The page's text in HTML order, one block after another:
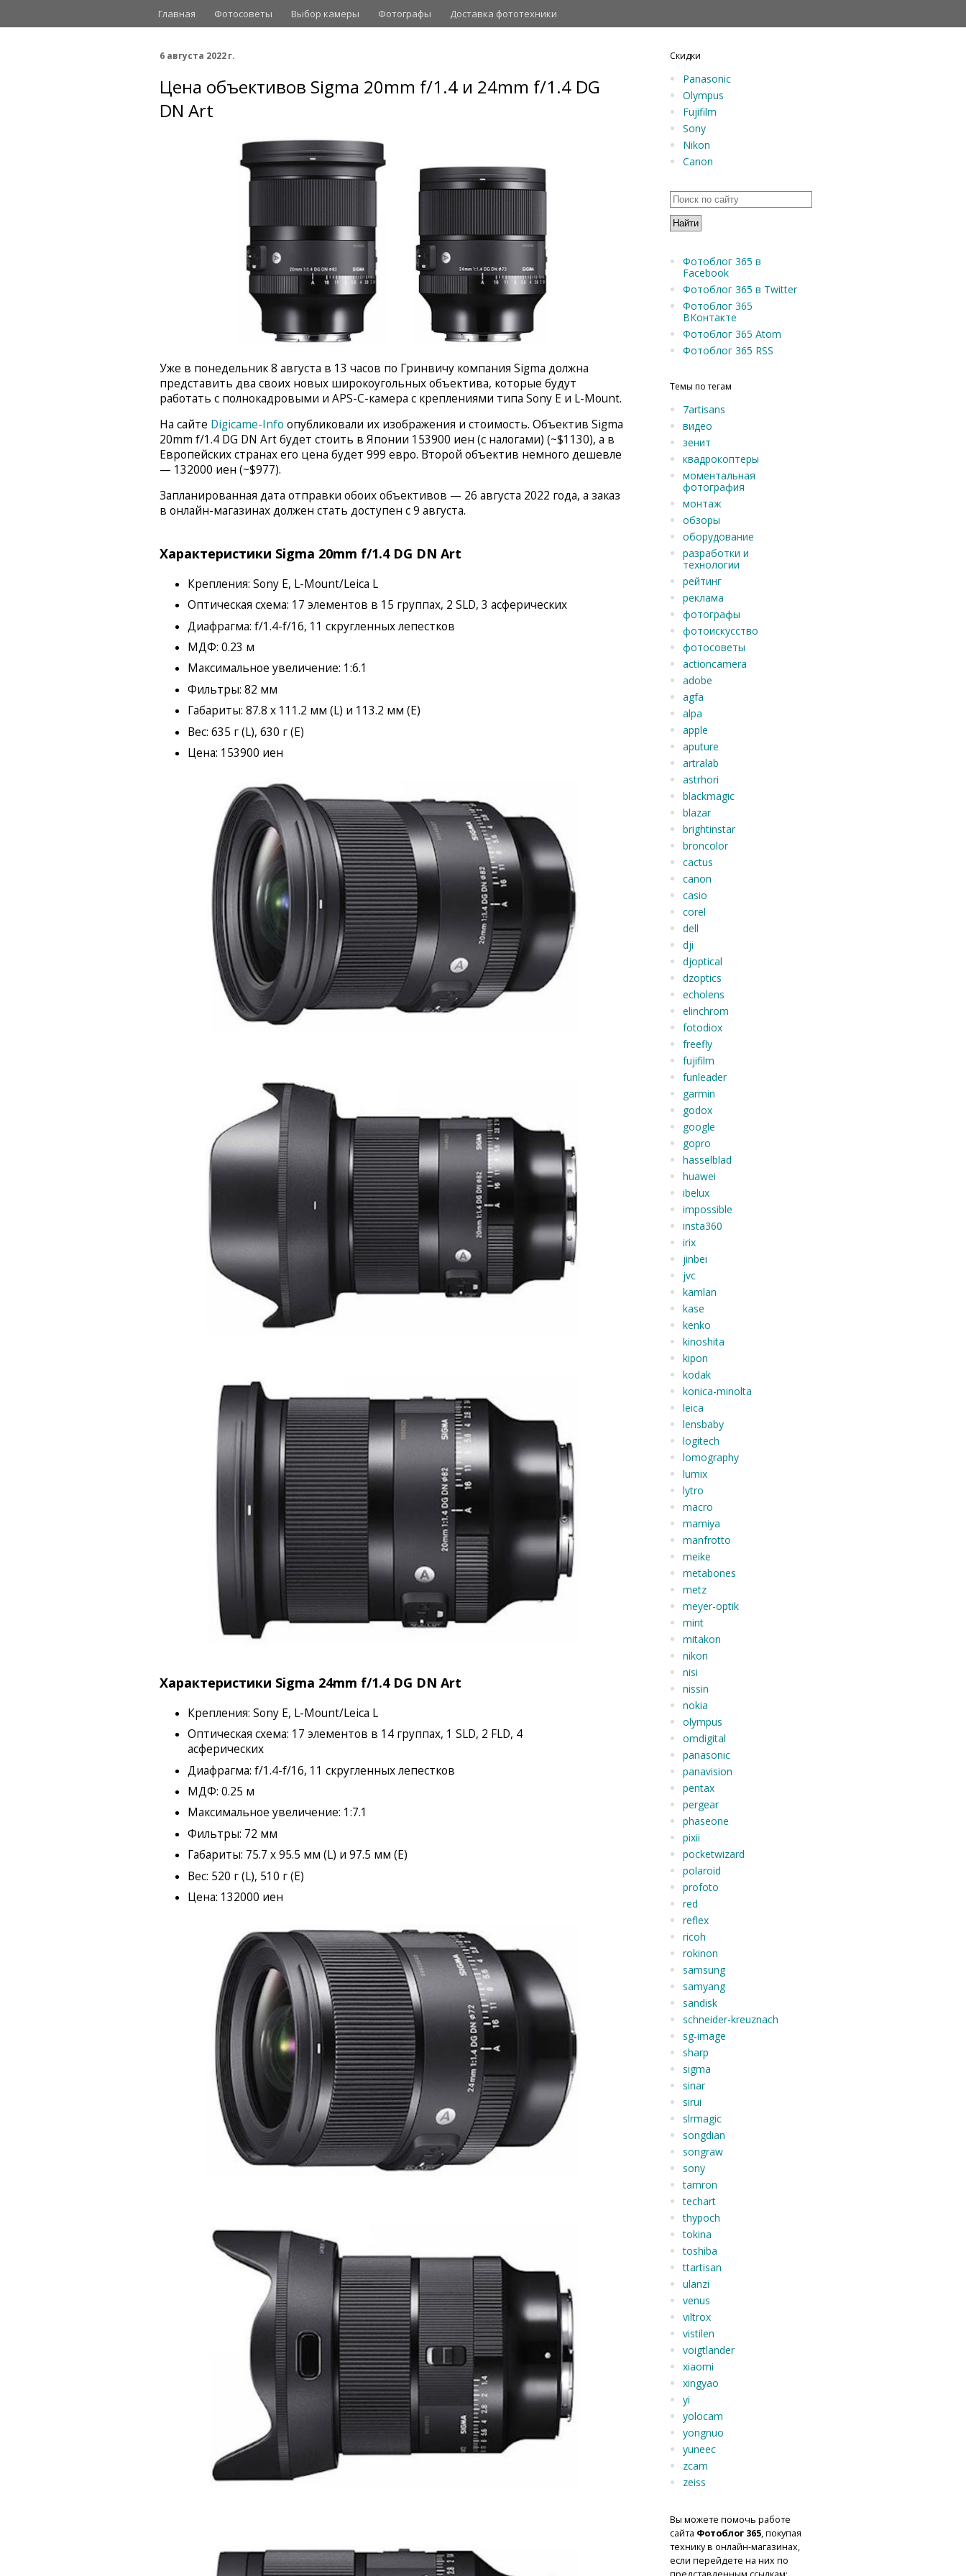
Главная Фотосоветы Выбор камеры Фотографы Доставка фототехники
6 августа 2022 г.
Цена объективов Sigma 20mm f/1.4 и 24mm f/1.4 DG
DN Art
Уже в понедельник 8 августа в 13 часов по Гринвичу компания Sigma должна
представить два своих новых широкоугольных объектива, которые будут
работать с полнокадровыми и APS-C-камера с креплениями типа Sony E и L-Mount.
На сайте Digicame-Info опубликовали их изображения и стоимость. Объектив Sigma
20mm f/1.4 DG DN Art будет стоить в Японии 153900 иен (с налогами) (~$1130), а в
Европейских странах его цена будет 999 евро. Второй объектив немного дешевле
— 132000 иен (~$977).
Запланированная дата отправки обоих объективов — 26 августа 2022 года, а заказ
в онлайн-магазинах должен стать доступен с 9 августа.
Характеристики Sigma 20mm f/1.4 DG DN Art
Крепления: Sony E, L-Mount/Leica L
Оптическая схема: 17 элементов в 15 группах, 2 SLD, 3 асферических
Диафрагма: f/1.4-f/16, 11 скругленных лепестков
МДФ: 0.23 м
Максимальное увеличение: 1:6.1
Фильтры: 82 мм
Габариты: 87.8 x 111.2 мм (L) и 113.2 мм (E)
Вес: 635 г (L), 630 г (E)
Цена: 153900 иен
Характеристики Sigma 24mm f/1.4 DG DN Art
Крепления: Sony E, L-Mount/Leica L
Оптическая схема: 17 элементов в 14 группах, 1 SLD, 2 FLD, 4
асферических
Диафрагма: f/1.4-f/16, 11 скругленных лепестков
МДФ: 0.25 м
Максимальное увеличение: 1:7.1
Фильтры: 72 мм
Габариты: 75.7 x 95.5 мм (L) и 97.5 мм (E)
Вес: 520 г (L), 510 г (E)
Цена: 132000 иен
Скидки
Panasonic
Olympus
Fujifilm
Sony
Nikon
Canon
Фотоблог 365 в
Facebook
Фотоблог 365 в Twitter
Фотоблог 365
ВКонтакте
Фотоблог 365 Atom
Фотоблог 365 RSS
Темы по тегам
7artisans
видео
зенит
квадрокоптеры
моментальная
фотография
монтаж
обзоры
оборудование
разработки и
технологии
рейтинг
реклама
фотографы
фотоискусство
фотосоветы
actioncamera
adobe
agfa
alpa
apple
aputure
artralab
astrhori
blackmagic
blazar
brightinstar
broncolor
cactus
canon
casio
corel
dell
dji
djoptical
dzoptics
echolens
elinchrom
fotodiox
freefly
fujifilm
funleader
garmin
godox
google
gopro
hasselblad
huawei
ibelux
impossible
insta360
irix
jinbei
jvc
kamlan
kase
kenko
kinoshita
kipon
kodak
konica-minolta
leica
lensbaby
logitech
lomography
lumix
lytro
macro
mamiya
manfrotto
meike
metabones
metz
meyer-optik
mint
mitakon
nikon
nisi
nissin
nokia
olympus
omdigital
panasonic
panavision
pentax
pergear
phaseone
pixii
pocketwizard
polaroid
profoto
red
reflex
ricoh
rokinon
samsung
samyang
sandisk
schneider-kreuznach
sg-image
sharp
sigma
sinar
sirui
slrmagic
songdian
songraw
sony
tamron
techart
thypoch
tokina
toshiba
ttartisan
ulanzi
venus
viltrox
vistilen
voigtlander
xiaomi
xingyao
yi
yolocam
yongnuo
yuneec
zcam
zeiss
Вы можете помочь работе
сайта Фотоблог 365, покупая
технику в онлайн-магазинах,
если перейдете на них по